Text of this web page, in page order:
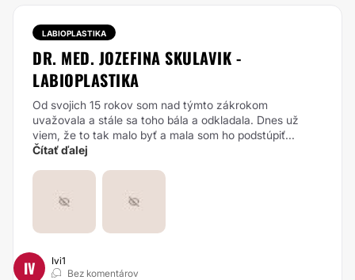
LABIOPLASTIKA
DR. MED. JOZEFINA SKULAVIK -
LABIOPLASTIKA
Od svojich 15 rokov som nad týmto zákrokom
uvažovala a stále sa toho bála a odkladala. Dnes už
viem, že to tak malo byť a mala som ho podstúpiť...
Čítať ďalej
IV
Ivi1
Bez komentárov